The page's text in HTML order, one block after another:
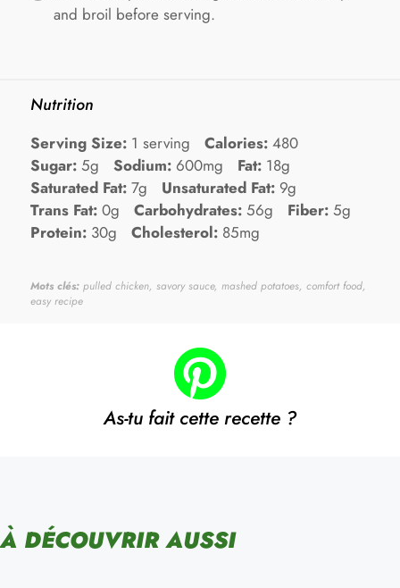
and broil before serving.
Nutrition
Serving Size: 1 serving Calories: 480
Sugar: 5g Sodium: 600mg Fat: 18g
Saturated Fat: 7g Unsaturated Fat: 9g
Trans Fat: 0g Carbohydrates: 56g Fiber: 5g
Protein: 30g Cholesterol: 85mg
Mots clés: pulled chicken, savory sauce, mashed potatoes, comfort food,
easy recipe
As-tu fait cette recette ?
À DÉCOUVRIR AUSSI